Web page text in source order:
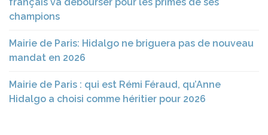
champions
Mairie de Paris: Hidalgo ne briguera pas de nouveau
mandat en 2026
Mairie de Paris : qui est Rémi Féraud, qu’Anne
Hidalgo a choisi comme héritier pour 2026